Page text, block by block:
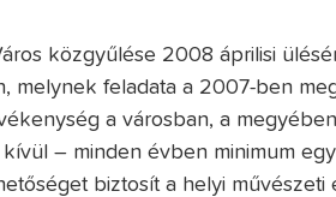
közgyűlése 2008 áprilisi
melynek feladata a 2007-ben
a városban, a
– minden évben minimum
biztosít a helyi